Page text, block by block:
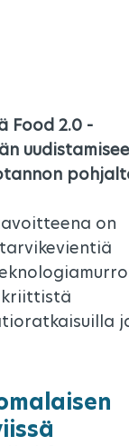
Food 2.0 -
on
kriittistä